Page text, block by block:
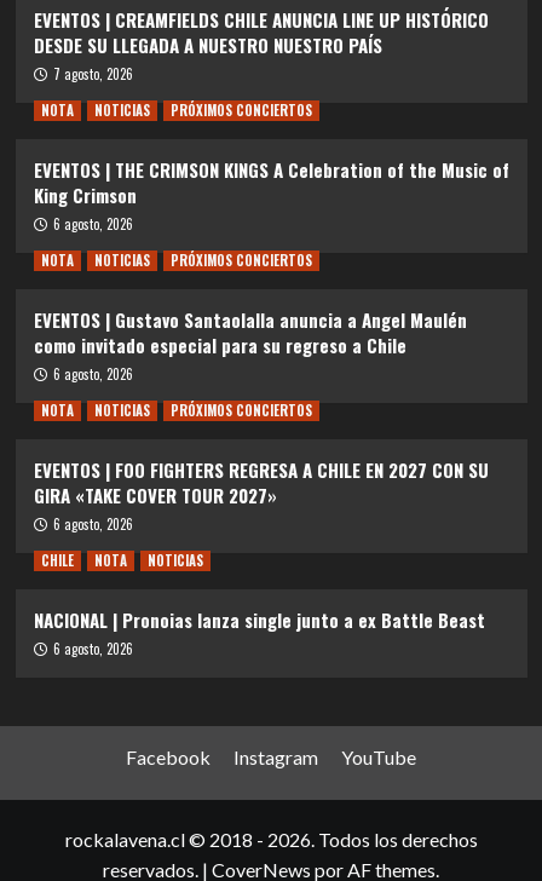
EVENTOS | CREAMFIELDS CHILE ANUNCIA LINE UP HISTÓRICO
DESDE SU LLEGADA A NUESTRO NUESTRO PAÍS
7 agosto, 2026
NOTA
NOTICIAS PRÓXIMOS CONCIERTOS
EVENTOS | THE CRIMSON KINGS A Celebration of the Music of
King Crimson
6 agosto, 2026
NOTA
NOTICIAS PRÓXIMOS CONCIERTOS
EVENTOS | Gustavo Santaolalla anuncia a Angel Maulén
como invitado especial para su regreso a Chile
6 agosto, 2026
NOTA
NOTICIAS PRÓXIMOS CONCIERTOS
EVENTOS | FOO FIGHTERS REGRESA A CHILE EN 2027 CON SU
GIRA «TAKE COVER TOUR 2027»
6 agosto, 2026
CHILE
NOTA NOTICIAS
NACIONAL | Pronoias lanza single junto a ex Battle Beast
6 agosto, 2026
Facebook Instagram YouTube
rockalavena.cl © 2018 - 2026. Todos los derechos
reservados. | CoverNews por AF themes.